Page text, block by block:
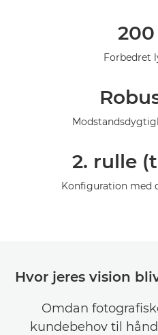
Forbedret
2. rulle
Konfiguration med
Hvor jeres vision
Omdan
kundebehov til